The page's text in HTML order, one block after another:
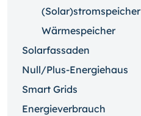
(Solar)stromspeicher
Wärmespeicher
Solarfassaden
Null/Plus-Energiehaus
Smart Grids
Energieverbrauch